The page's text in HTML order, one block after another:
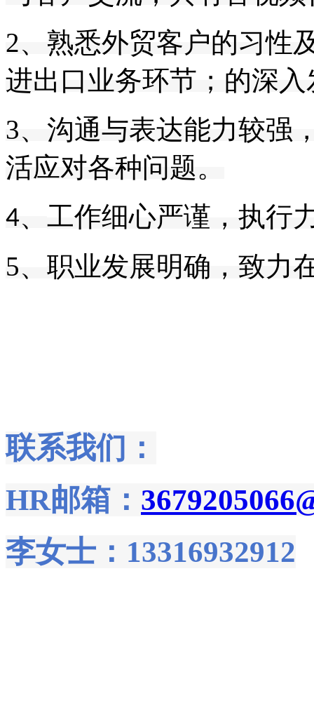
2、熟悉外贸客户的习性
进出口业务环节； 的深
3、 沟通与表达能力较强
活应对各种问题。
4、 工作细心严谨，执行
5、 职业发展明确，致力
联系我们：
HR邮箱：
李女士：13316932912